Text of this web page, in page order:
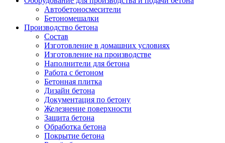
Автобетоносмесители
Бетономешалки
Производство бетона
Состав
Изготовление в домашних условиях
Изготовление на производстве
Наполнители для бетона
Работа с бетоном
Бетонная плитка
Дизайн бетона
Документация по бетону
Железнение поверхности
Защита бетона
Обработка бетона
Покрытие бетона